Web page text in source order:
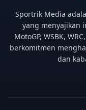
Sportrik Media
yang menyajikan
MotoGP, WSBK,
berkomitmen
dan